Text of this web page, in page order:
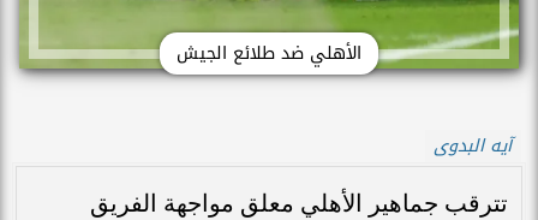
الأهلي ضد طلائع الجيش
آيه البدوى
تترقب جماهير الأهلي معلق مواجهة الفريق